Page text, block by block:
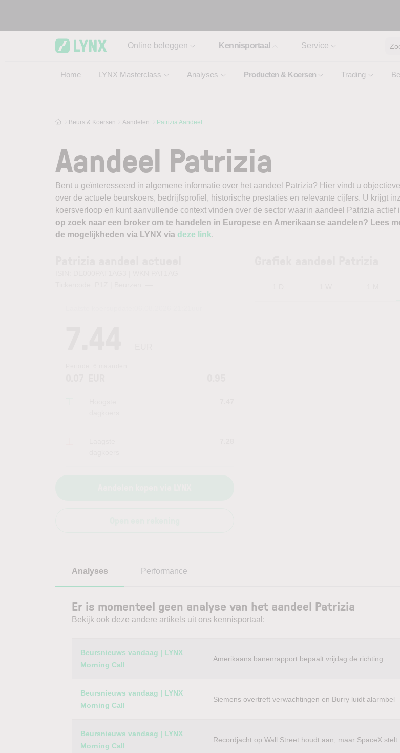
Online beleggen Kennisportaal
Home LYNX Masterclass Analyses Producten & Koersen Trading
Service
Beurs & Koersen Aandelen Patrizia Aandeel
Aandeel Patrizia
Bent u geïnteresseerd in algemene informatie over het aandeel Patrizia? Hier vindt u
over de actuele beurskoers, bedrijfsprofiel, historische prestaties en relevante cijfers. U krijgt
koersverloop en kunt aanvullende context vinden over de sector waarin aandeel Patrizia actief
op zoek naar een broker om te handelen in Europese en Amerikaanse aandelen? Lees
de mogelijkheden via LYNX via deze link.
Analyses Performance
Er is momenteel geen analyse van het aandeel Patrizia
Bekijk ook deze andere artikels uit ons kennisportaal:
Category Titel
Beursnieuws vandaag | LYNX
Morning Call
Amerikaans banenrapport bepaalt vrijdag de richting
Beursnieuws vandaag | LYNX
Morning Call
Siemens overtreft verwachtingen en Burry luidt alarmbel
Beursnieuws vandaag | LYNX
Morning Call
Recordjacht op Wall Street houdt aan, maar SpaceX stelt